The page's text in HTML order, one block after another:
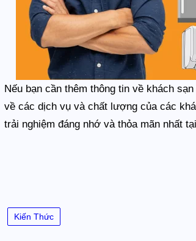
Nếu bạn cần thêm thông tin về khách
về các dịch vụ và chất lượng của các
trải nghiệm đáng nhớ và thỏa mãn nhất
Kiến Thức